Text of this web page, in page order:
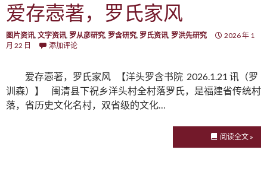
爱存悫著，罗氏家风
图片资讯, 文字资讯, 罗从彦研究, 罗含研究, 罗氏资讯, 罗洪先研究
2026 年 1
月 22 日
添加评论
爱存悫著，罗氏家风 【洋头罗含书院 2026.1.21 讯（罗
训森）】 闽清县下祝乡洋头村全村落罗氏，是福建省传统村
落，省历史文化名村，双省级的文化…
阅读全文 »